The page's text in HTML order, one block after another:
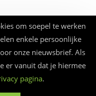
om soepel te werken
enkele persoonlijke
onze nieuwsbrief. Als
er vanuit dat je hiermee
pagina.